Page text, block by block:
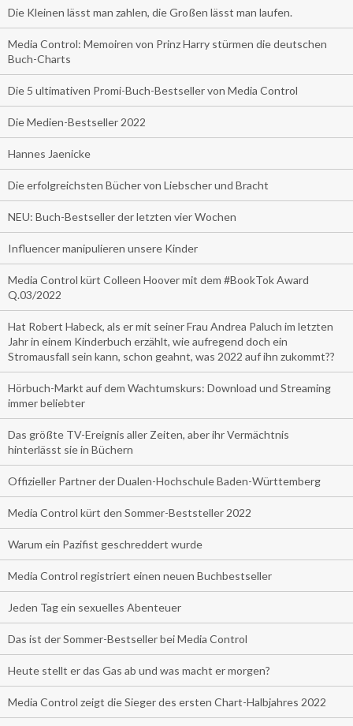
Die Kleinen lässt man zahlen, die Großen lässt man laufen.
Media Control: Memoiren von Prinz Harry stürmen die deutschen
Buch-Charts
Die 5 ultimativen Promi-Buch-Bestseller von Media Control
Die Medien-Bestseller 2022
Hannes Jaenicke
Die erfolgreichsten Bücher von Liebscher und Bracht
NEU: Buch-Bestseller der letzten vier Wochen
Influencer manipulieren unsere Kinder
Media Control kürt Colleen Hoover mit dem #BookTok Award
Q.03/2022
Hat Robert Habeck, als er mit seiner Frau Andrea Paluch im letzten
Jahr in einem Kinderbuch erzählt, wie aufregend doch ein
Stromausfall sein kann, schon geahnt, was 2022 auf ihn zukommt??
Hörbuch-Markt auf dem Wachtumskurs: Download und Streaming
immer beliebter
Das größte TV-Ereignis aller Zeiten, aber ihr Vermächtnis
hinterlässt sie in Büchern
Offizieller Partner der Dualen-Hochschule Baden-Württemberg
Media Control kürt den Sommer-Beststeller 2022
Warum ein Pazifist geschreddert wurde
Media Control registriert einen neuen Buchbestseller
Jeden Tag ein sexuelles Abenteuer
Das ist der Sommer-Bestseller bei Media Control
Heute stellt er das Gas ab und was macht er morgen?
Media Control zeigt die Sieger des ersten Chart-Halbjahres 2022